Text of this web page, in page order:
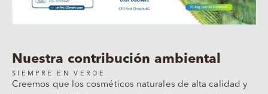
Nuestra contribución ambiental
SIEMPRE EN VERDE
Creemos que los cosméticos naturales de alta calidad y